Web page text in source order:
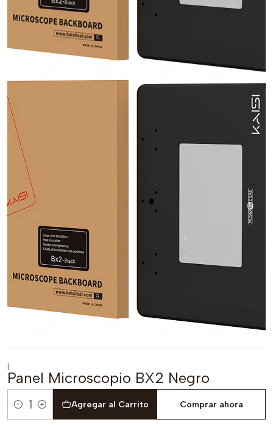
|
Panel Microscopio BX2 Negro
Cantidad
Agregar al Carrito Comprar ahora